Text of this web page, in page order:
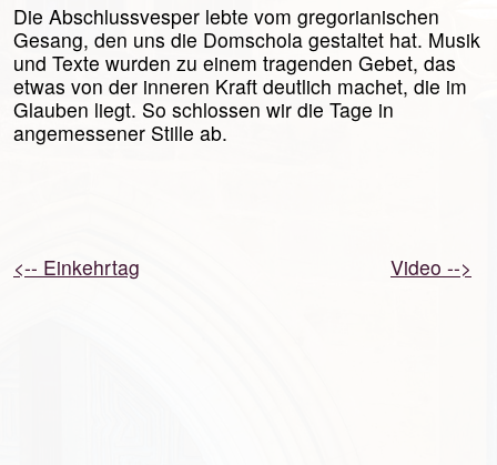
Die Abschlussvesper lebte vom gregorianischen
Gesang, den uns die Domschola gestaltet hat. Musik
und Texte wurden zu einem tragenden Gebet, das
etwas von der inneren Kraft deutlich machet, die im
Glauben liegt. So schlossen wir die Tage in
angemessener Stille ab.
<-- Einkehrtag Video -->